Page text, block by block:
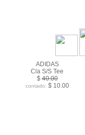
ADIDAS
Cla S/S Tee
$40.00
contado: $ 10.00